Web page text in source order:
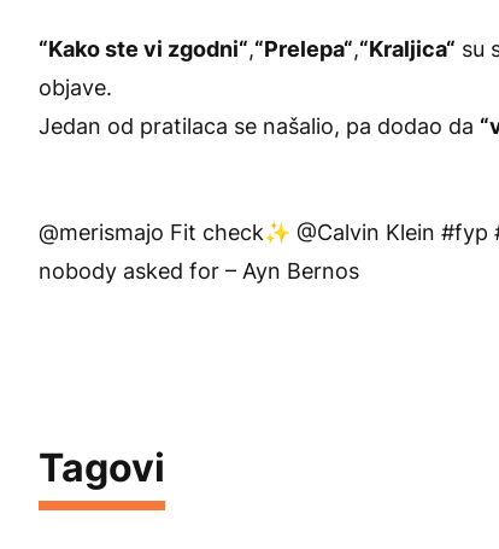
“Kako ste vi zgodni“,“Prelepa“,“Kraljica“ su
objave.
Jedan od pratilaca se našalio, pa dodao da
@merismajo Fit check✨ @Calvin Klein #fyp
nobody asked for – Ayn Bernos
Tagovi